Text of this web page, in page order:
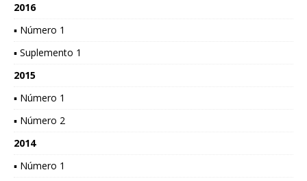
2016
▪ Número 1
▪ Suplemento 1
2015
▪ Número 1
▪ Número 2
2014
▪ Número 1